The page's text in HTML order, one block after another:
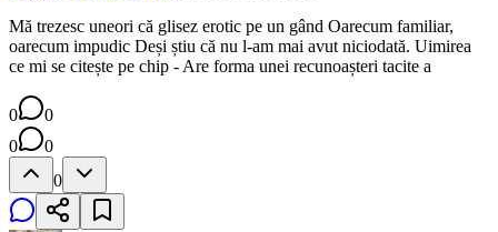
Mă trezesc uneori că glisez erotic pe un gând Oarecum familiar,
oarecum impudic Deși știu că nu l-am mai avut niciodată. Uimirea
ce mi se citește pe chip - Are forma unei recunoașteri tacite a
0
0
0
0
0